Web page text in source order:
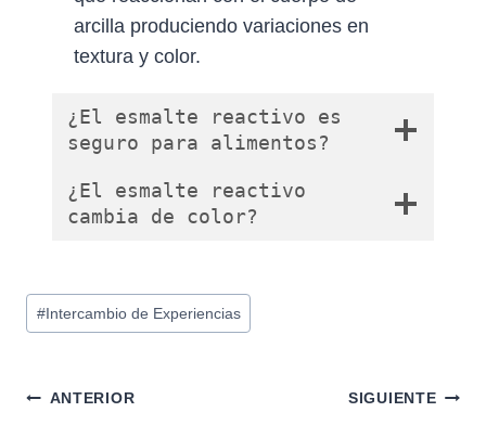
arcilla produciendo variaciones en
textura y color.
¿El esmalte reactivo es
seguro para alimentos?
¿El esmalte reactivo
cambia de color?
Etiquetas
de
entrada:
#Intercambio de Experiencias
Navegación
ANTERIOR SIGUIENTE